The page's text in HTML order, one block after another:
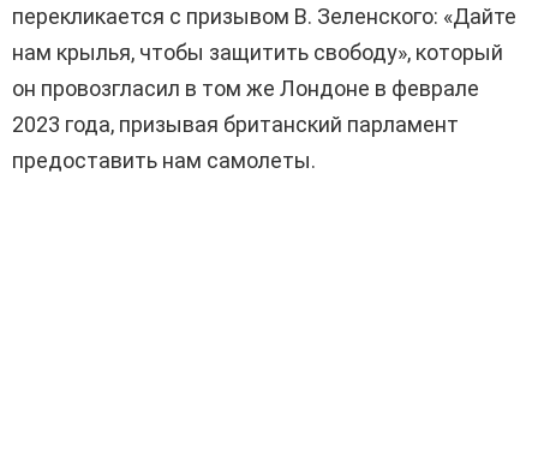
перекликается с призывом В. Зеленского: «Дайте
нам крылья, чтобы защитить свободу», который
он провозгласил в том же Лондоне в феврале
2023 года, призывая британский парламент
предоставить нам самолеты.